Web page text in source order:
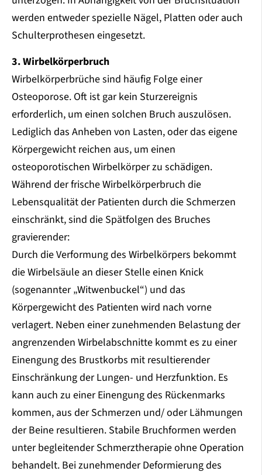
werden entweder spezielle Nägel, Platten oder auch
Schulterprothesen eingesetzt.
3. Wirbelkörperbruch
Wirbelkörperbrüche sind häufig Folge einer
Osteoporose. Oft ist gar kein Sturzereignis
erforderlich, um einen solchen Bruch auszulösen.
Lediglich das Anheben von Lasten, oder das eigene
Körpergewicht reichen aus, um einen
osteoporotischen Wirbelkörper zu schädigen.
Während der frische Wirbelkörperbruch die
Lebensqualität der Patienten durch die Schmerzen
einschränkt, sind die Spätfolgen des Bruches
gravierender:
Durch die Verformung des Wirbelkörpers bekommt
die Wirbelsäule an dieser Stelle einen Knick
(sogenannter „Witwenbuckel“) und das
Körpergewicht des Patienten wird nach vorne
verlagert. Neben einer zunehmenden Belastung der
angrenzenden Wirbelabschnitte kommt es zu einer
Einengung des Brustkorbs mit resultierender
Einschränkung der Lungen- und Herzfunktion. Es
kann auch zu einer Einengung des Rückenmarks
kommen, aus der Schmerzen und/ oder Lähmungen
der Beine resultieren. Stabile Bruchformen werden
unter begleitender Schmerztherapie ohne Operation
behandelt. Bei zunehmender Deformierung des